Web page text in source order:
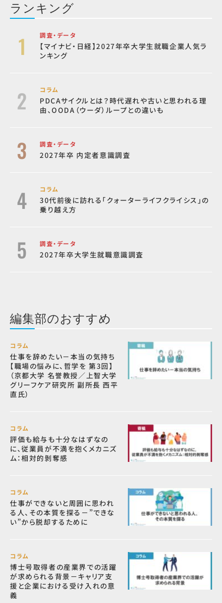
ランキング
調査・データ
【マイナビ・日経】2027年卒大学生就職企業人気ラ
ンキング
コラム
PDCAサイクルとは？時代遅れや古いと思われる理
由、OODA（ウーダ）ループとの違いも
調査・データ
2027年卒 内定者意識調査
コラム
30代前後に訪れる「クォーターライフクライシス」の
乗り越え方
調査・データ
2027年卒大学生就職意識調査
編集部のおすすめ
コラム
仕事を辞めたい－本当の気持ち
【職場の悩みに、哲学を 第3回】
（京都大学 名誉教授／上智大学
グリーフケア研究所 副所長 西平
直氏）
コラム
評価も給与も十分なはずなの
に、従業員が不満を抱くメカニズ
ム：相対的剝奪感
コラム
仕事ができないと周囲に思われ
る人、その本質を探る－”できな
い”から脱却するために
コラム
博士号取得者の産業界での活躍
が求められる背景－キャリア支
援と企業における受け入れの意
義